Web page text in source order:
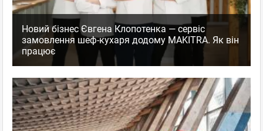
Новий бізнес Євгена Клопотенка — сервіс
замовлення шеф-кухаря додому MAKITRA. Як він
працює